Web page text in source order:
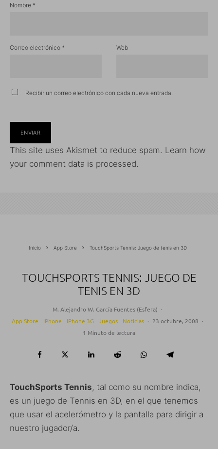
Nombre *
Correo electrónico * Web
Recibir un correo electrónico con cada nueva entrada.
This site uses Akismet to reduce spam. Learn how
your comment data is processed.
Inicio App Store TouchSports Tennis: Juego de tenis en 3D
TOUCHSPORTS TENNIS: JUEGO DE
TENIS EN 3D
M. Alejandro W. García Fuentes (Esfera) ·
App Store
iPhone iPhone 3G Juegos Noticias · 23 octubre, 2008 ·
1 Minuto de lectura
TouchSports Tennis, tal como su nombre indica,
es un juego de Tennis en 3D, en el que tenemos
que usar el acelerómetro y la pantalla para dirigir a
nuestro jugador/a.